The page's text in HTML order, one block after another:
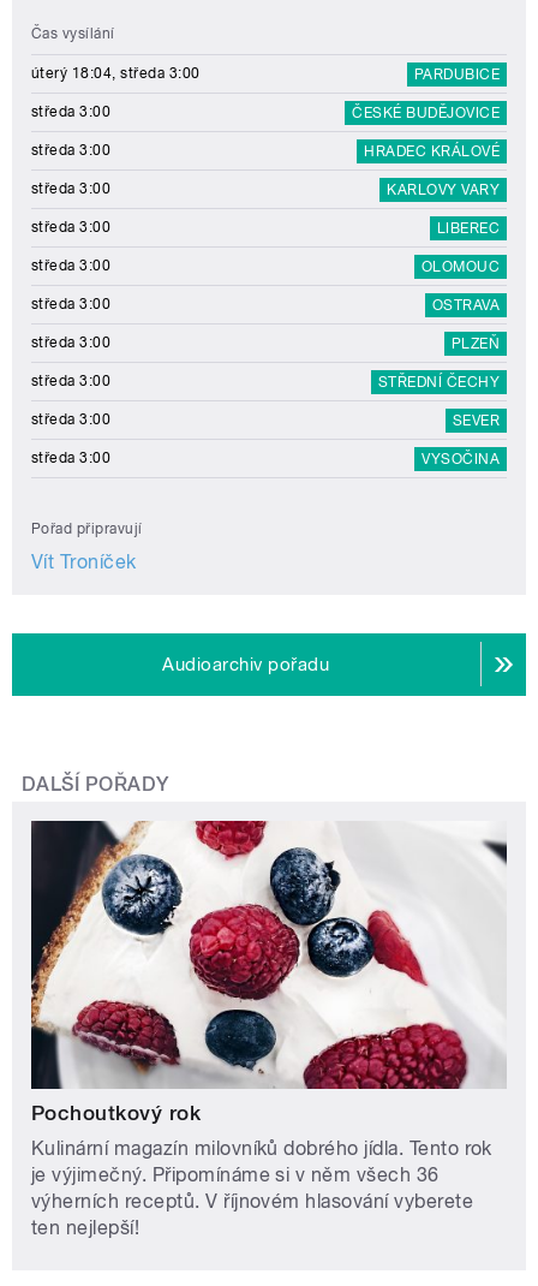
Čas vysílání
úterý 18:04, středa 3:00 PARDUBICE
středa 3:00 ČESKÉ BUDĚJOVICE
středa 3:00 HRADEC KRÁLOVÉ
středa 3:00 KARLOVY VARY
středa 3:00 LIBEREC
středa 3:00 OLOMOUC
středa 3:00 OSTRAVA
středa 3:00 PLZEŇ
středa 3:00 STŘEDNÍ ČECHY
středa 3:00 SEVER
středa 3:00 VYSOČINA
Pořad připravují
Vít Troníček
Audioarchiv pořadu
DALŠÍ POŘADY
Pochoutkový rok
Kulinární magazín milovníků dobrého jídla. Tento rok
je výjimečný. Připomínáme si v něm všech 36
výherních receptů. V říjnovém hlasování vyberete
ten nejlepší!